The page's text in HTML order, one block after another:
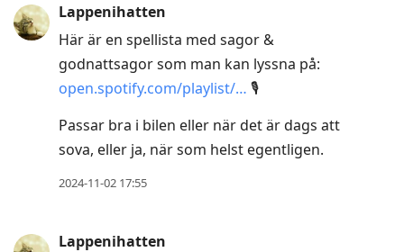
Lappenihatten
Här är en spellista med sagor &
godnattsagor som man kan lyssna på:
open.spotify.com/playlist/… 🎙️
Passar bra i bilen eller när det är dags att
sova, eller ja, när som helst egentligen.
2024-11-02 17:55
Lappenihatten